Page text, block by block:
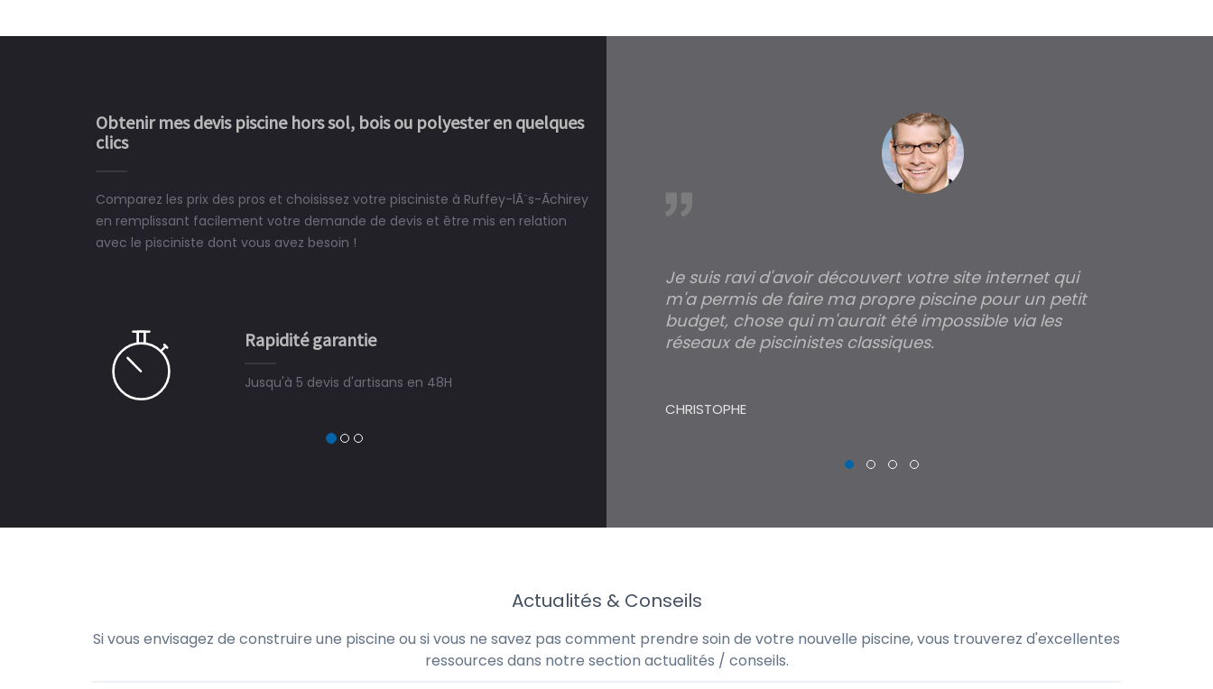
Obtenir mes devis piscine hors sol, bois ou polyester en quelques
clics
Comparez les prix des pros et choisissez votre pisciniste à Ruffey-lÃ¨s-Ãchirey
en remplissant facilement votre demande de devis et être mis en relation
avec le pisciniste dont vous avez besoin !
Rapidité garantie
Jusqu'à 5 devis d'artisans en 48H
ne peut plus s'en passer.
Le rêve devient enfin réalité, une piscine est bien
construit chez moi.
Je suis ravi d'avoir découvert votre site internet qui
m'a permis de faire ma propre piscine pour un petit
budget, chose qui m'aurait été impossible via les
réseaux de piscinistes classiques.
CHRISTOPHE
Actualités & Conseils
Si vous envisagez de construire une piscine ou si vous ne savez pas comment prendre soin de votre nouvelle piscine, vous trouverez d'excellentes
ressources dans notre section actualités / conseils.